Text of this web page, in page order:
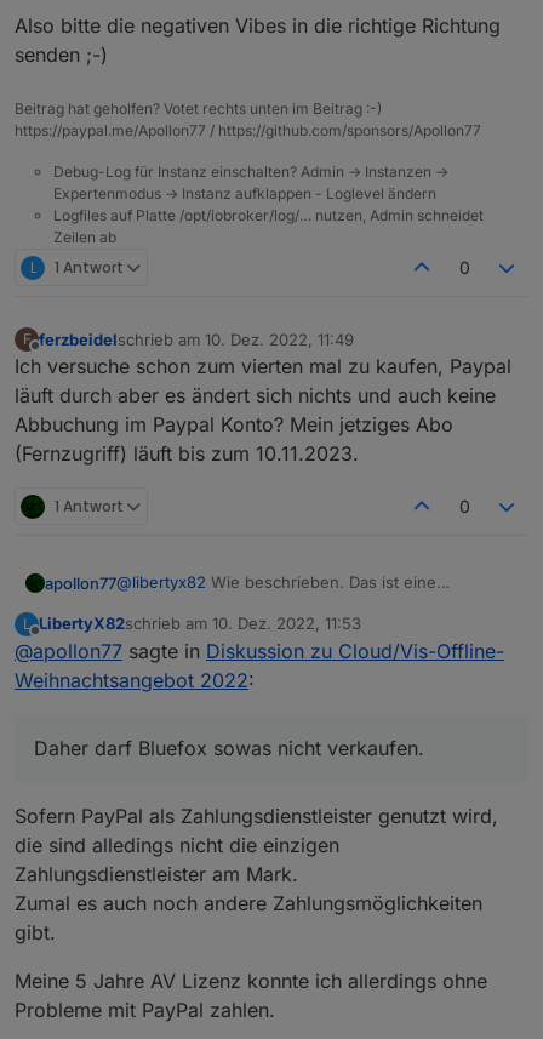
Also bitte die negativen Vibes in die richtige Richtung
senden ;-)
Beitrag hat geholfen? Votet rechts unten im Beitrag :-)
https://paypal.me/Apollon77 / https://github.com/sponsors/Apollon77
Debug-Log für Instanz einschalten? Admin -> Instanzen ->
Expertenmodus -> Instanz aufklappen - Loglevel ändern
Logfiles auf Platte /opt/iobroker/log/… nutzen, Admin schneidet
Zeilen ab
L 1 Antwort 0
F ferzbeidelschrieb am 10. Dez. 2022, 11:49
zuletzt editiert von
Ich versuche schon zum vierten mal zu kaufen, Paypal
läuft durch aber es ändert sich nichts und auch keine
Abbuchung im Paypal Konto? Mein jetziges Abo
(Fernzugriff) läuft bis zum 10.11.2023.
1 Antwort 0
apollon77@libertyx82 Wie beschrieben. Das ist eine
dort solche "Zukunftsgeschäfte" nicht sinnvoll
abbildbar sind und im Notfall
Reklamationen/Chargebacks nach so langer Zeit
nicht abbildbar sind. Daher darf Bluefox sowas nicht
Also bitte die negativen Vibes in die richtige Richtung
senden ;-)
L
Offline
LibertyX82schrieb am 10. Dez. 2022, 11:53
zuletzt editiert von
@apollon77 sagte in Diskussion zu Cloud/Vis-Offline-
Weihnachtsangebot 2022:
Daher darf Bluefox sowas nicht verkaufen.
Sofern PayPal als Zahlungsdienstleister genutzt wird,
die sind alledings nicht die einzigen
Zahlungsdienstleister am Mark.
Zumal es auch noch andere Zahlungsmöglichkeiten
gibt.
Meine 5 Jahre AV Lizenz konnte ich allerdings ohne
Probleme mit PayPal zahlen.